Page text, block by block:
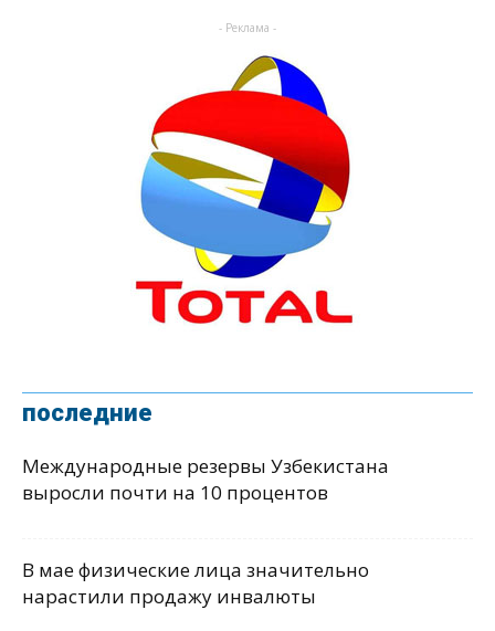
- Реклама -
последние
Международные резервы Узбекистана
выросли почти на 10 процентов
В мае физические лица значительно
нарастили продажу инвалюты